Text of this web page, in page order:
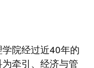
院经过近40年的
牵引、经济与管